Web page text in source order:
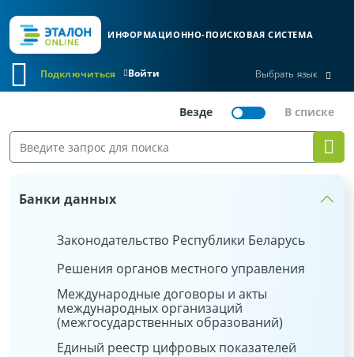
ИНФОРМАЦИОННО-ПОИСКОВАЯ СИСТЕМА
Войти
Подключиться Выбрать язык
Банки данных
Законодательство Республики Беларусь
Решения органов местного управления
Международные договоры и акты
международных организаций
(межгосударственных образований)
Единый реестр цифровых показателей